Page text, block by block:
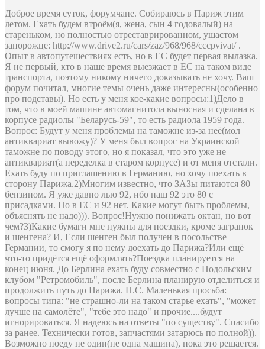
Доброе время суток, форумчане. Собираюсь в Париж этим
летом. Ехать будем втроём(я, жена, сын 4 годовалый) на
стареньком, но полностью отреставрированном, ушастом
запорожце: http://www.drive2.ru/cars/zaz/968/968/cccpvivat/ .
Опыт в автопутешествиях есть, но в ЕС будет первая вылазка.
Я не первый, кто в наше время выезжает в ЕС на таком виде
транспорта, поэтому никому ничего доказывать не хочу. Ваш
форум почитал, многие темы очень даже интересны(особенно
про подставы). Но есть у меня кое-какие вопросы:1)Дело в
том, что в моей машине автомагнитола выносная и сделана в
корпусе радиолы "Беларусь-59", то есть радиола 1959 года.
Вопрос: Будут у меня проблемы на таможне из-за неё(мол
антиквариат вывожу)? У меня был вопрос на Украинской
таможне по поводу этого, но я показал, что это уже не
антиквариат(а переделка в старом корпусе) и от меня отстали.
Ехать буду по приглашению в Германию, но хочу поехать в
сторону Парижа.2)Многим известно, что ЗАЗы питаются 80
бензином. Я уже давно лью 92, ибо наш 92 это 80 с
присадками. Но в ЕС и 92 нет. Какие могут быть проблемы,
объяснять не надо))). Вопрос!Нужно понижать октан, но вот
чем?3)Какие бумаги мне нужны для поездки, кроме загранок
и шенгена? И, Если шенген был получен в посольстве
Германии, то смогу я по нему доехать до Парижа?Или ещё
что-то придётся ещё оформлять?Поездка планируется на
конец июня. До Берлина ехать буду совместно с Подольским
клубом "Ретромобиль", после Берлина планирую отделиться и
продолжить путь до Парижа. П.С. Маленькая просьба:
вопросы типа: "не страшно-ли на таком старье ехать", "может
лучше на самолёте", "тебе это надо" и прочие....будут
игнорироваться. Я надеюсь на ответы "по существу". Спасибо
за ранее. Технически готов, запчастями затарюсь по полной)).
Возможно поеду не один(не одна машина), пока это решается.